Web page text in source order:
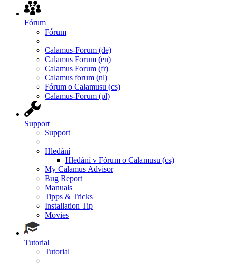
Fórum
Fórum
Calamus-Forum (de)
Calamus Forum (en)
Calamus Forum (fr)
Calamus forum (nl)
Fórum o Calamusu (cs)
Calamus-Forum (pl)
Support
Support
Hledání
Hledání v Fórum o Calamusu (cs)
My Calamus Advisor
Bug Report
Manuals
Tipps & Tricks
Installation Tip
Movies
Tutorial
Tutorial